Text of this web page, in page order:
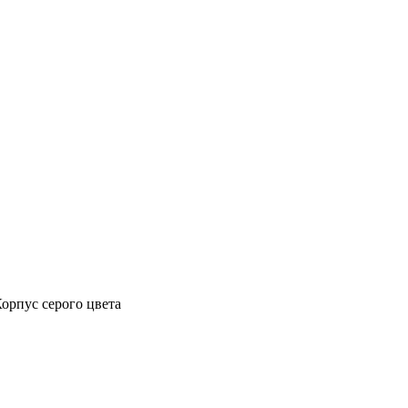
серого цвета